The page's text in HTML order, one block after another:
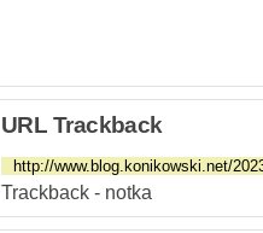
URL Trackback
Trackback - notka